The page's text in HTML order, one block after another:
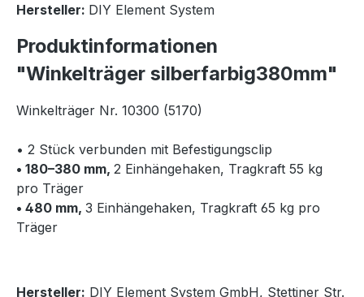
Hersteller: DIY Element System
Produktinformationen
"Winkelträger silberfarbig380mm"
Winkelträger Nr. 10300 (5170)
• 2 Stück verbunden mit Befestigungsclip
• 180–380 mm, 2 Einhängehaken, Tragkraft 55 kg
pro Träger
• 480 mm, 3 Einhängehaken, Tragkraft 65 kg pro
Träger
Hersteller: DIY Element System GmbH, Stettiner Str.